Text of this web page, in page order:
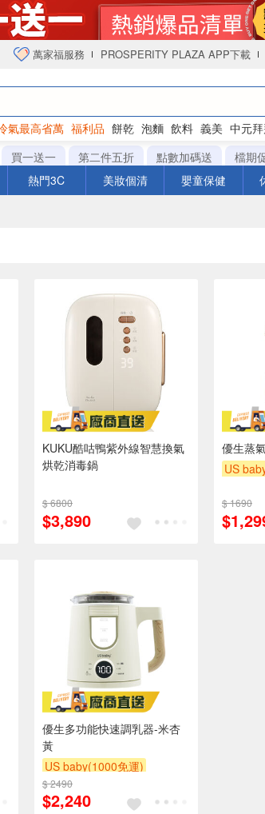
萬家福服務 PROSPERITY PLAZA APP下載
氣最高省萬 福利品 餅乾 泡麵 飲料 義美 中元
買一送一 第二件五折 點數加碼送 檔期
熱門3C 美妝個清 嬰童保健
KUKU酷咕鴨紫外線智慧換氣
烘乾消毒鍋
$ 6800
$3,890
優生蒸
US
滿額贈
$ 1690
優生多功能快速調乳器-米杏
黃
US baby(1000免運)
下單贈
滿額贈
$ 2490
$2,240